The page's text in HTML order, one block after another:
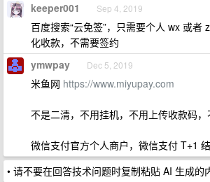
keeper001 Sep 4, 2019
百度搜索“云免签”，只需要个人 wx 或者
化收款，不需要签约
ymwpay Dec 5, 2019
米鱼网 https://www.miyupay.com
不是二清，不用挂机，不用上传收款码
微信支付官方个人商户，微信支付 T+1
• 请不要在回答技术问题时复制粘贴 AI 生成的